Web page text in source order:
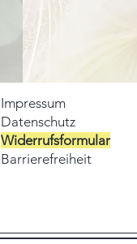
Impressum
Datenschutz
Widerrufsformular
Barrierefreiheit